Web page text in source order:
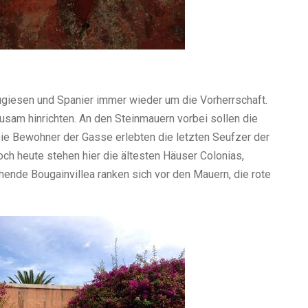
und Spanier immer wieder um die Vorherrschaft.
hinrichten. An den Steinmauern vorbei sollen die
Bewohner der Gasse erlebten die letzten Seufzer der
heute stehen hier die ältesten Häuser Colonias,
Bougainvillea ranken sich vor den Mauern, die rote